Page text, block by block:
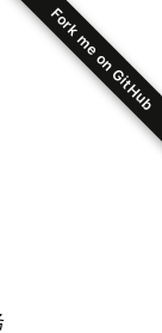
Fork me on GitHub